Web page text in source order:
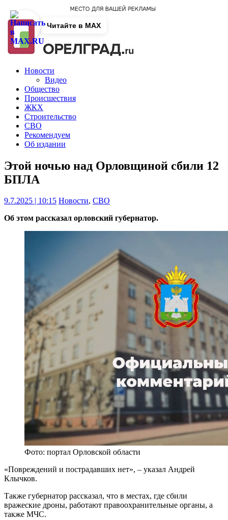
Новости
Видео
Общество
Происшествия
ЖКХ
Строительство
СВО
Рекомендуем
Об издании
Этой ночью над Орловщиной сбили 12
БПЛА
9.7.2025 | 10:15 Новости, СВО
Об этом рассказал орловский губернатор.
Фото: портал Орловской области
«Повреждений и пострадавших нет», – указал Андрей
Клычков.
Также губернатор рассказал, что в местах, где сбили
вражеские дроны, работают правоохранительные органы, а
также МЧС.
Читайте в MAX